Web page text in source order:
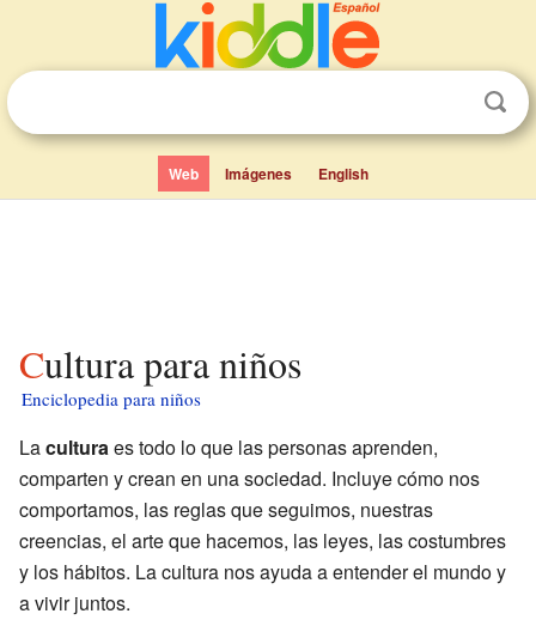
Web Imágenes English
Cultura para niños
Enciclopedia para niños
Laculturaes todo lo que las personas aprenden,
comparten y crean en una sociedad. Incluye cómo nos
comportamos, las reglas que seguimos, nuestras
creencias, el arte que hacemos, las leyes, las costumbres
y los hábitos. La cultura nos ayuda a entender el mundo y
a vivir juntos.